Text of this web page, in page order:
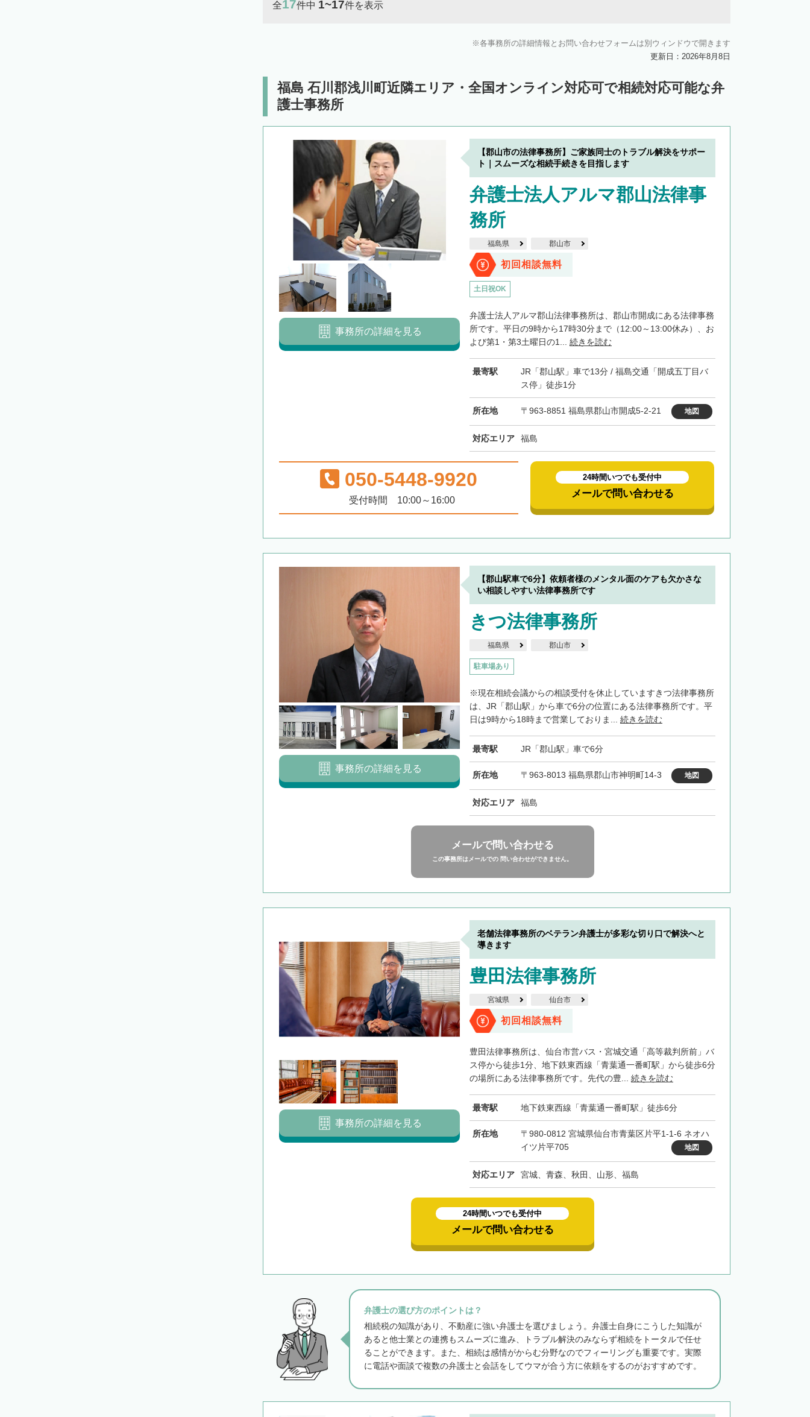
全17件中 1~17件を表示
各事務所の詳細情報とお問い合わせフォームは別ウィンドウで開きます
更新日：2026年8月8日
福島 石川郡浅川町近隣エリア・全国オンライン対応可で相続対応可能な弁
護士事務所
【郡山市の法律事務所】ご家族同士のトラブル解決をサポー
ト｜スムーズな相続手続きを目指します
弁護士法人アルマ郡山法律事
務所
福島県 郡山市
初回相談無料
土日祝OK
弁護士法人アルマ郡山法律事務所は、郡山市開成にある法律事務
所です。平日の9時から17時30分まで（12:00～13:00休み）、お
よび第1・第3土曜日の1... 続きを読む
最寄駅
JR「郡山駅」車で13分 / 福島交通「開成五丁目バ
ス停」徒歩1分
所在地 〒963-8851 福島県郡山市開成5-2-21 地図
対応エリア 福島
事務所の詳細を見る
050-5448-9920
受付時間 10:00～16:00
24時間いつでも受付中
メールで問い合わせる
【郡山駅車で6分】依頼者様のメンタル面のケアも欠かさな
い相談しやすい法律事務所です
きつ法律事務所
福島県 郡山市
駐車場あり
※現在相続会議からの相談受付を休止していますきつ法律事務所
は、JR「郡山駅」から車で6分の位置にある法律事務所です。平
日は9時から18時まで営業しておりま... 続きを読む
最寄駅 JR「郡山駅」車で6分
所在地 〒963-8013 福島県郡山市神明町14-3 地図
対応エリア 福島
事務所の詳細を見る
メールで問い合わせる
この事務所はメールでの 問い合わせができません。
老舗法律事務所のベテラン弁護士が多彩な切り口で解決へと
導きます
豊田法律事務所
宮城県 仙台市
初回相談無料
豊田法律事務所は、仙台市営バス・宮城交通「高等裁判所前」バ
ス停から徒歩1分、地下鉄東西線「青葉通一番町駅」から徒歩6分
の場所にある法律事務所です。先代の豊... 続きを読む
最寄駅 地下鉄東西線「青葉通一番町駅」徒歩6分
所在地
〒980-0812 宮城県仙台市青葉区片平1-1-6 ネオハ
イツ片平705
地図
対応エリア 宮城、青森、秋田、山形、福島
事務所の詳細を見る
24時間いつでも受付中
メールで問い合わせる
弁護士の選び方のポイントは？
相続税の知識があり、不動産に強い弁護士を選びましょう。弁護士自身にこうした知識が
あると他士業との連携もスムーズに進み、トラブル解決のみならず相続をトータルで任せ
ることができます。また、相続は感情がからむ分野なのでフィーリングも重要です。実際
に電話や面談で複数の弁護士と会話をしてウマが合う方に依頼をするのがおすすめです。